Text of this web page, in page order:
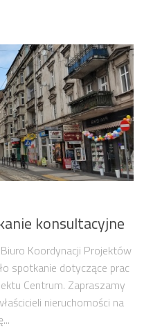
konsultacyjne
Koordynacji Projektów
spotkanie dotyczące prac
Centrum. Zapraszamy
nieruchomości na